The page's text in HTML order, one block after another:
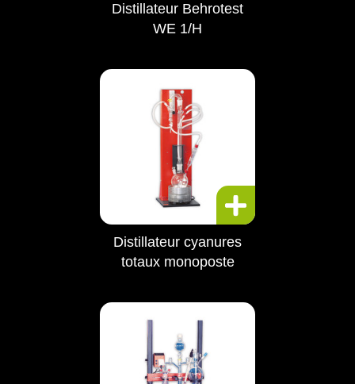
Distillateur Behrotest
WE 1/H
Distillateur cyanures
totaux monoposte